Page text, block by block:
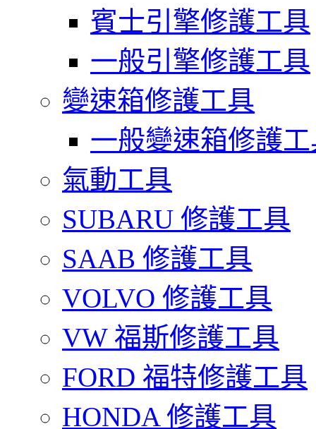
賓士引擎修護工具
一般引擎修護工具
變速箱修護工具
一般變速箱修護
氣動工具
SUBARU 修護工具
SAAB 修護工具
VOLVO 修護工具
VW 福斯修護工具
FORD 福特修護工具
HONDA 修護工具